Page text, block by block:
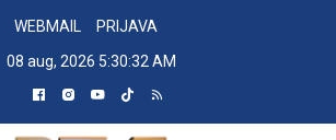
WEBMAIL
PRIJAVA
08 aug, 2026 5:30:33 AM